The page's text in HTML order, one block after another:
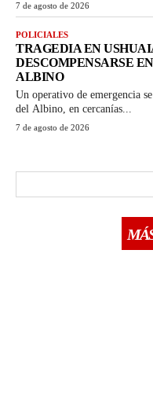
7 de agosto de 2026
POLICIALES
TRAGEDIA EN
DESCOMPENSARSE
ALBINO
Un operativo de emergencia
del Albino, en cercanías...
7 de agosto de 2026